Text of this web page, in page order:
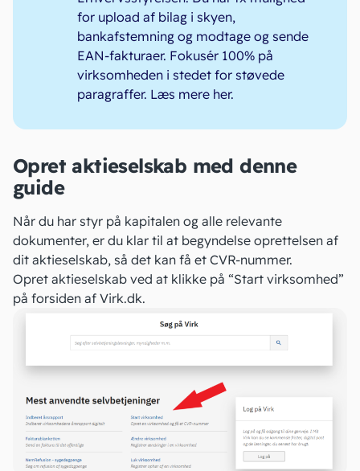
for upload af bilag i skyen,
bankafstemning og modtage og sende
EAN-fakturaer. Fokusér 100% på
virksomheden i stedet for støvede
paragraffer. Læs mere her.
Opret aktieselskab med denne
guide
Når du har styr på kapitalen og alle relevante
dokumenter, er du klar til at begyndelse oprettelsen af
dit aktieselskab, så det kan få et CVR-nummer.
Opret aktieselskab ved at klikke på “Start virksomhed”
på forsiden af Virk.dk.